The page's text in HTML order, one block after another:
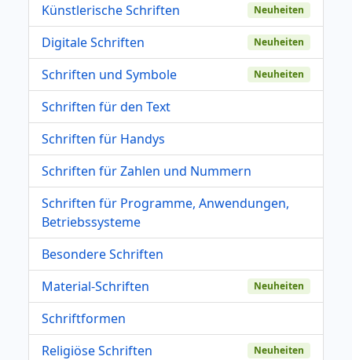
Künstlerische Schriften
Neuheiten
Digitale Schriften Neuheiten
Schriften und Symbole Neuheiten
Schriften für den Text
Schriften für Handys
Schriften für Zahlen und Nummern
Schriften für Programme, Anwendungen,
Betriebssysteme
Besondere Schriften
Material-Schriften
Neuheiten
Schriftformen
Religiöse Schriften
Neuheiten